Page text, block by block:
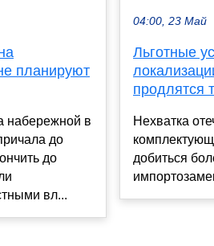
планируют
набережной в
до
до
вл...
04:00, 23 Май
Льготные
продлятся
Нехватка
добиться